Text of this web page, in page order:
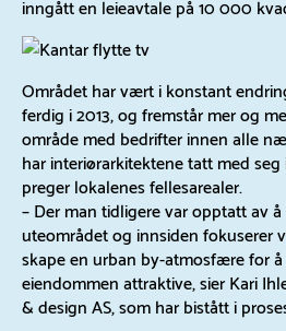
inngått en leieavtale på 10 000
Området har vært i konstant
ferdig i 2013, og fremstår mer og
område med bedrifter innen alle
har interiørarkitektene tatt med
preger lokalenes fellesarealer.
– Der man tidligere var opptatt av
uteområdet og innsiden fokuserer
skape en urban by-atmosfære for
eiendommen attraktive, sier Kari
& design AS, som har bistått i